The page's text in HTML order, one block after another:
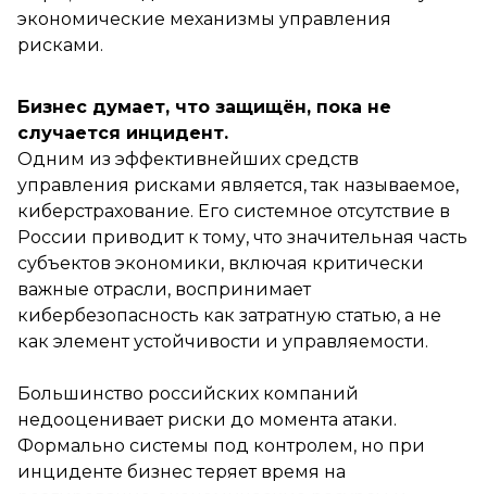
экономические механизмы управления
рисками.
Бизнес думает, что защищён, пока не
случается инцидент.
Одним из эффективнейших средств
управления рисками является, так называемое,
киберстрахование. Его системное отсутствие в
России приводит к тому, что значительная часть
субъектов экономики, включая критически
важные отрасли, воспринимает
кибербезопасность как затратную статью, а не
как элемент устойчивости и управляемости.
Большинство российских компаний
недооценивает риски до момента атаки.
Формально системы под контролем, но при
инциденте бизнес теряет время на